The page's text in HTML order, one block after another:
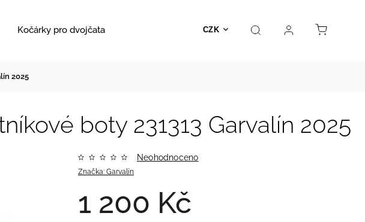
CZK
Kočárky pro dvojčata Hračky Prodejna Kontakt
2025
boty 231313 Garvalín 2025
Značka: Garvalín
Neohodnoceno
1 200 Kč